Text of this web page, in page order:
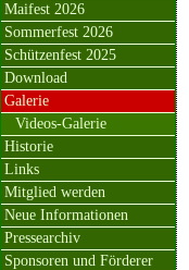
Maifest 2026
Sommerfest 2026
Schützenfest 2025
Download
Galerie
Videos-Galerie
Historie
Links
Mitglied werden
Neue Informationen
Pressearchiv
Sponsoren und Förderer